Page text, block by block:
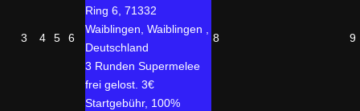
3 4 5 6
Ring 6, 71332
Waiblingen, Waiblingen ,
Deutschland
3 Runden Supermelee
frei gelost. 3€
Startgebühr, 100%
8 9